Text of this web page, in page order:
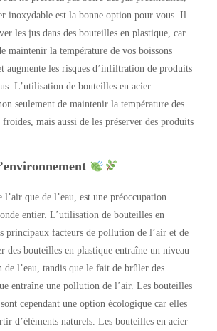
inoxydable est la bonne option pour vous. Il
les jus dans des bouteilles en plastique, car
maintenir la température de vos boissons
augmente les risques d’infiltration de produits
L’utilisation de bouteilles en acier
seulement de maintenir la température des
froides, mais aussi de les préserver des produits
que de l’eau, est une préoccupation
entier. L’utilisation de bouteilles en
principaux facteurs de pollution de l’air et de
des bouteilles en plastique entraîne un niveau
l’eau, tandis que le fait de brûler des
entraîne une pollution de l’air. Les bouteilles
cependant une option écologique car elles
d’éléments naturels. Les bouteilles en acier